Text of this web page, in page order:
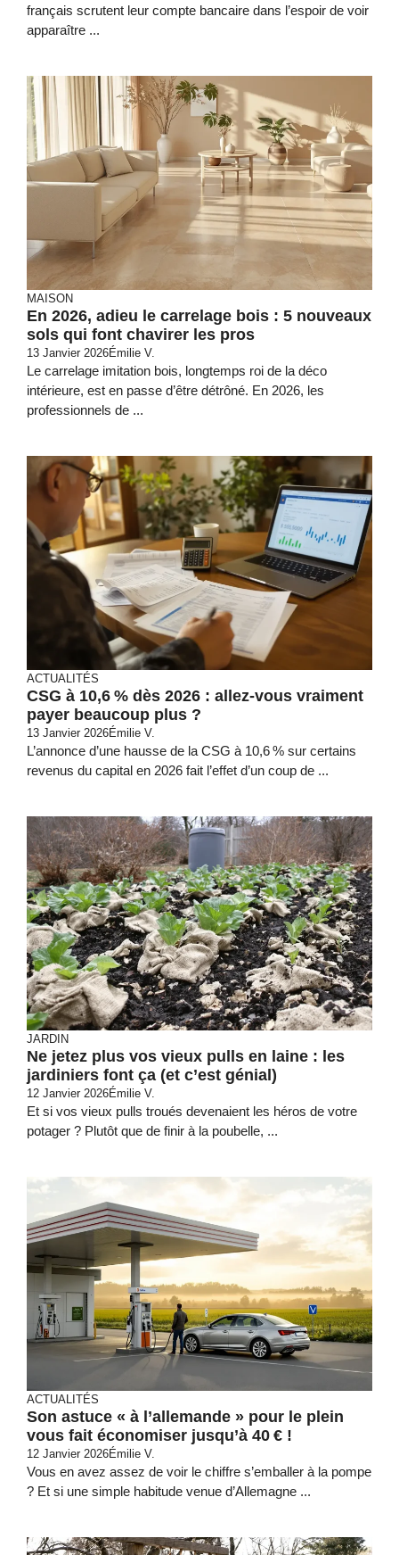
français scrutent leur compte bancaire dans l’espoir de voir
apparaître ...
MAISON
En 2026, adieu le carrelage bois : 5 nouveaux
sols qui font chavirer les pros
13 Janvier 2026Émilie V.
Le carrelage imitation bois, longtemps roi de la déco
intérieure, est en passe d’être détrôné. En 2026, les
professionnels de ...
ACTUALITÉS
CSG à 10,6 % dès 2026 : allez-vous vraiment
payer beaucoup plus ?
13 Janvier 2026Émilie V.
L’annonce d’une hausse de la CSG à 10,6 % sur certains
revenus du capital en 2026 fait l’effet d’un coup de ...
JARDIN
Ne jetez plus vos vieux pulls en laine : les
jardiniers font ça (et c’est génial)
12 Janvier 2026Émilie V.
Et si vos vieux pulls troués devenaient les héros de votre
potager ? Plutôt que de finir à la poubelle, ...
ACTUALITÉS
Son astuce « à l’allemande » pour le plein
vous fait économiser jusqu’à 40 € !
12 Janvier 2026Émilie V.
Vous en avez assez de voir le chiffre s’emballer à la pompe
? Et si une simple habitude venue d’Allemagne ...